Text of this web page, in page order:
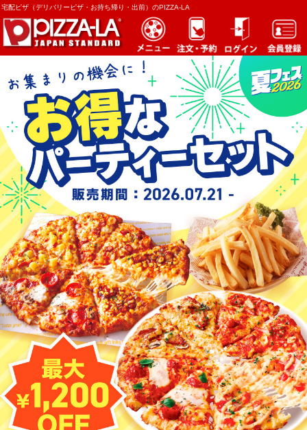
宅配ピザ（デリバリーピザ・お持ち帰り・出前）のPIZZA-LA